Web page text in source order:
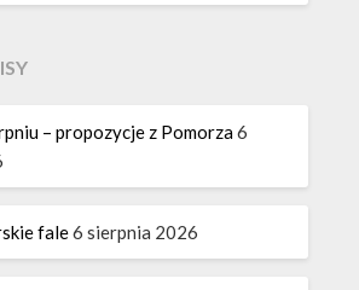
– propozycje z Pomorza6
fale6 sierpnia 2026